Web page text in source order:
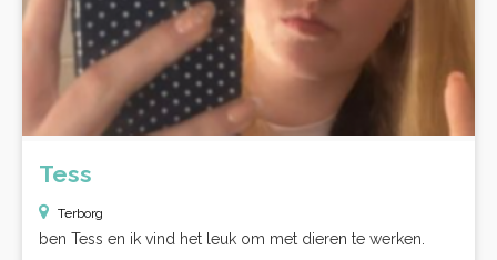
Tess
Terborg
ben Tess en ik vind het leuk om met dieren te werken.